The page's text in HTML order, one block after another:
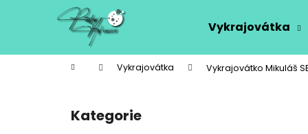
Vykrajovátka
Domů Vykrajovátka Vykrajovátko Mikuláš
Přeskočit
kategorie
Kategorie
í
Zpět
do
Zpět
do